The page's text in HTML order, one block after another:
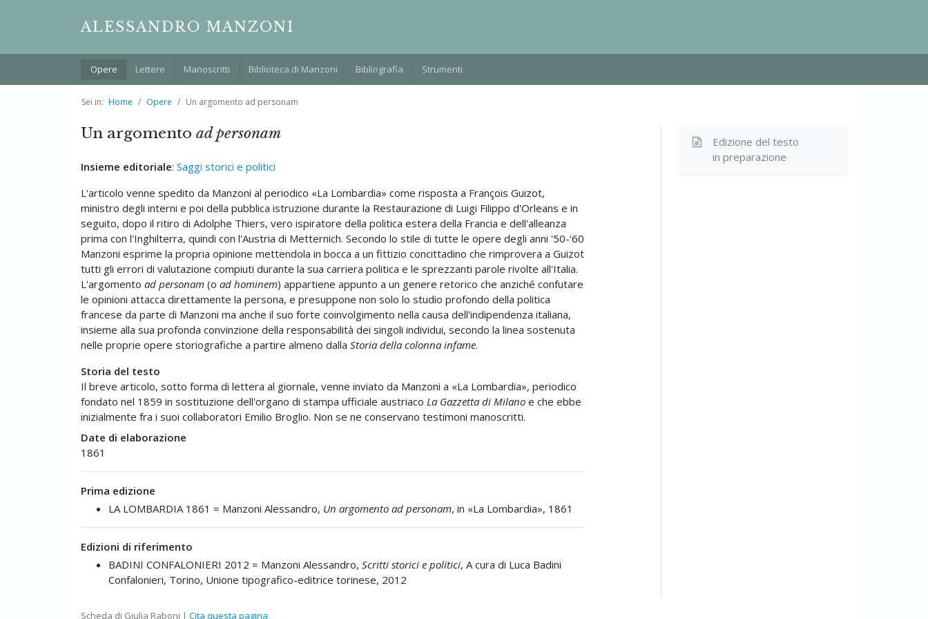
ALESSANDRO MANZONI
Opere Lettere Manoscritti Biblioteca di Manzoni Bibliografia Strumenti
Sei in: Home Opere Un argomento ad personam
Un argomento ad personam
Insieme editoriale: Saggi storici e politici
L'articolo venne spedito da Manzoni al periodico «La Lombardia» come risposta a François Guizot,
ministro degli interni e poi della pubblica istruzione durante la Restaurazione di Luigi Filippo d'Orleans e in
seguito, dopo il ritiro di Adolphe Thiers, vero ispiratore della politica estera della Francia e dell'alleanza
prima con l'Inghilterra, quindi con l'Austria di Metternich. Secondo lo stile di tutte le opere degli anni '50-'60
Manzoni esprime la propria opinione mettendola in bocca a un fittizio concittadino che rimprovera a Guizot
tutti gli errori di valutazione compiuti durante la sua carriera politica e le sprezzanti parole rivolte all'Italia.
L'argomento ad personam (o ad hominem) appartiene appunto a un genere retorico che anziché confutare
le opinioni attacca direttamente la persona, e presuppone non solo lo studio profondo della politica
francese da parte di Manzoni ma anche il suo forte coinvolgimento nella causa dell'indipendenza italiana,
insieme alla sua profonda convinzione della responsabilità dei singoli individui, secondo la linea sostenuta
nelle proprie opere storiografiche a partire almeno dalla Storia della colonna infame.
Storia del testo
Il breve articolo, sotto forma di lettera al giornale, venne inviato da Manzoni a «La Lombardia», periodico
fondato nel 1859 in sostituzione dell'organo di stampa ufficiale austriaco La Gazzetta di Milano e che ebbe
inizialmente fra i suoi collaboratori Emilio Broglio. Non se ne conservano testimoni manoscritti.
Date di elaborazione
1861
Prima edizione
LA LOMBARDIA 1861 = Manzoni Alessandro, Un argomento ad personam, in «La Lombardia», 1861
Edizioni di riferimento
BADINI CONFALONIERI 2012 = Manzoni Alessandro, Scritti storici e politici, A cura di Luca Badini
Confalonieri, Torino, Unione tipografico-editrice torinese, 2012
Edizione del testo
in preparazione
Scheda di Giulia Raboni | Cita questa pagina